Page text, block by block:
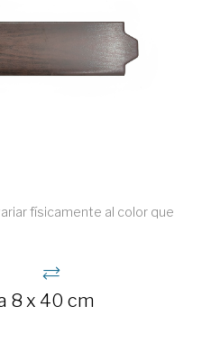
físicamente al color que
8 x 40 cm